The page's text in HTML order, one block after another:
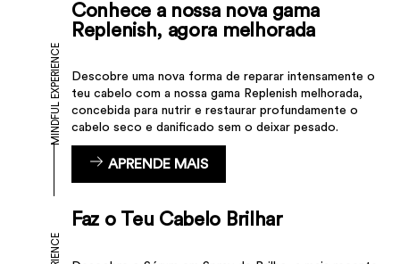
Conhece a nossa nova gama
Replenish, agora melhorada
Descobre uma nova forma de reparar intensamente o
teu cabelo com a nossa gama Replenish melhorada,
concebida para nutrir e restaurar profundamente o
cabelo seco e danificado sem o deixar pesado.
APRENDE MAIS
MINDFUL EXPERIENCE
Faz o Teu Cabelo Brilhar